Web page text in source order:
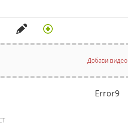
Добави видео
Error9